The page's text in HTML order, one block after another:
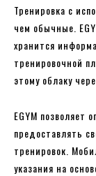
Тренировка с
чем обычные.
хранится
тренировочной
этому облаку
EGYM позволяет
предоставлять
тренировок.
указания на